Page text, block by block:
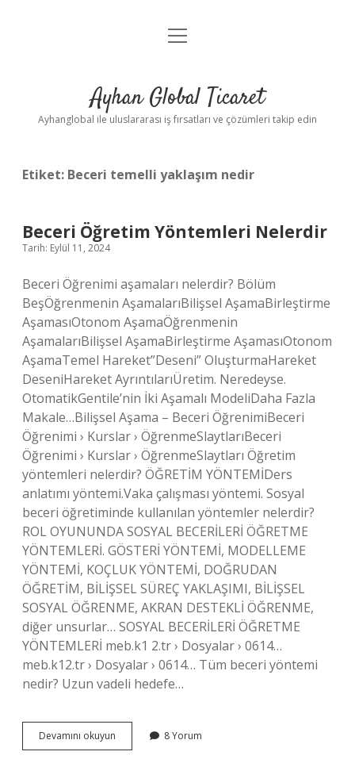
Anasayfa
Yasal Uyarı
menüyü
Ayhan Global Ticaret
Ayhanglobal ile uluslararası iş fırsatları ve çözümleri takip edin
Etiket: Beceri temelli yaklaşım nedir
Beceri Öğretim Yöntemleri Nelerdir
Tarih: Eylül 11, 2024
Beceri Öğrenimi aşamaları nelerdir? Bölüm
BeşÖğrenmenin AşamalarıBilişsel AşamaBirleştirme
AşamasıOtonom AşamaÖğrenmenin
AşamalarıBilişsel AşamaBirleştirme AşamasıOtonom
AşamaTemel Hareket”Deseni” OluşturmaHareket
DeseniHareket AyrıntılarıÜretim. Neredeyse.
OtomatikGentile’nin İki Aşamalı ModeliDaha Fazla
Makale…Bilişsel Aşama – Beceri ÖğrenimiBeceri
Öğrenimi › Kurslar › ÖğrenmeSlaytlarıBeceri
Öğrenimi › Kurslar › ÖğrenmeSlaytları Öğretim
yöntemleri nelerdir? ÖĞRETİM YÖNTEMİDers
anlatımı yöntemi.Vaka çalışması yöntemi. Sosyal
beceri öğretiminde kullanılan yöntemler nelerdir?
ROL OYUNUNDA SOSYAL BECERİLERİ ÖĞRETME
YÖNTEMLERİ. GÖSTERİ YÖNTEMİ, MODELLEME
YÖNTEMİ, KOÇLUK YÖNTEMİ, DOĞRUDAN
ÖĞRETİM, BİLİŞSEL SÜREÇ YAKLAŞIMI, BİLİŞSEL
SOSYAL ÖĞRENME, AKRAN DESTEKLİ ÖĞRENME,
diğer unsurlar… SOSYAL BECERİLERİ ÖĞRETME
YÖNTEMLERİ meb.k1 2.tr › Dosyalar › 0614…
meb.k12.tr › Dosyalar › 0614… Tüm beceri yöntemi
nedir? Uzun vadeli hedefe…
Devamını okuyun
Öğretim
8 Yorum